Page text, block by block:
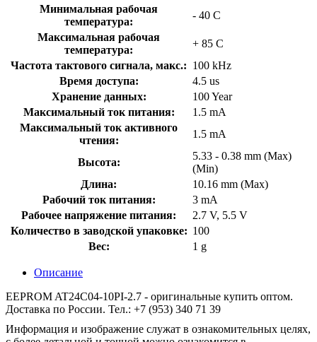
Минимальная рабочая
температура:
- 40 C
Максимальная рабочая
температура:
+ 85 C
Частота тактового сигнала, макс.: 100 kHz
Время доступа:
4.5 us
Хранение данных:
100 Year
Максимальный ток питания:
1.5 mA
Максимальный ток активного
чтения:
1.5 mA
Высота:
5.33 - 0.38 mm (Max)
(Min)
Длина:
10.16 mm (Max)
Рабочий ток питания:
3 mA
Рабочее напряжение питания:
2.7 V, 5.5 V
Количество в заводской упаковке: 100
Вес:
1 g
Описание
EEPROM AT24C04-10PI-2.7 - оригинальные купить оптом.
Доставка по России. Тел.: +7 (953) 340 71 39
Информация и изображение служат в ознакомительных целях,